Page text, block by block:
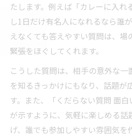
たします。例えば「カレーに入れ
し1日だけ有名人になれるなら誰
えなくても答えやすい質問は、場
緊張をほぐしてくれます。
こうした質問は、相手の意外な
を知るきっかけにもなり、話題が
す。また、「くだらない質問 面
が示すように、気軽に楽しめる話
げ、誰でも参加しやすい雰囲気を